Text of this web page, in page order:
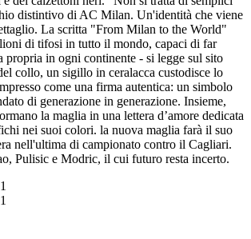
distintivo di AC Milan. Un'identità che viene
La scritta "From Milan to the World"
di tifosi in tutto il mondo, capaci di far
propria in ogni continente - si legge sul sito
collo, un sigillo in ceralacca custodisce lo
come una firma autentica: un simbolo
di generazione in generazione. Insieme,
la maglia in una lettera d’amore dedicata
nei suoi colori. la nuova maglia farà il suo
nell'ultima di campionato contro il Cagliari.
Pulisic e Modric, il cui futuro resta incerto.